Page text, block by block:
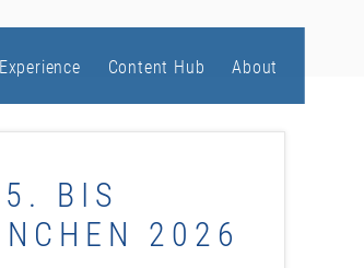
Content Hub About
BIS
2026